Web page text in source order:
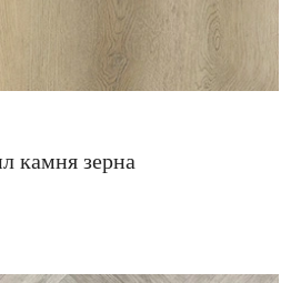
камня зерна